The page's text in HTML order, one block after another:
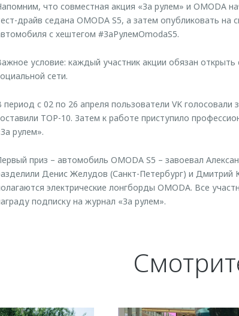
что совместная акция «За рулем» и OMODA
драйв седана OMODA S5, а затем опубликовать на
с хештегом #ЗаРулемOmodaS5.
условие: каждый участник акции обязан открыть
сети.
период с 02 по 26 апреля пользователи VK
TOP-10. Затем к работе приступило
рулем».
приз – автомобиль OMODA S5 – завоевал
Денис Желудов (Санкт-Петербург) и Дмитрий
электрические лонгборды OMODA. Все
подписку на журнал «За рулем».